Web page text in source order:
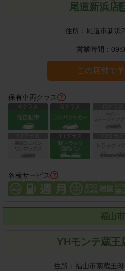
尾道新浜店
住所： 尾道市新浜
営業時間：
この店舗で
保有車両クラス
各種サービス
福山市
YHモンテ蔵王
住所： 福山市南蔵王